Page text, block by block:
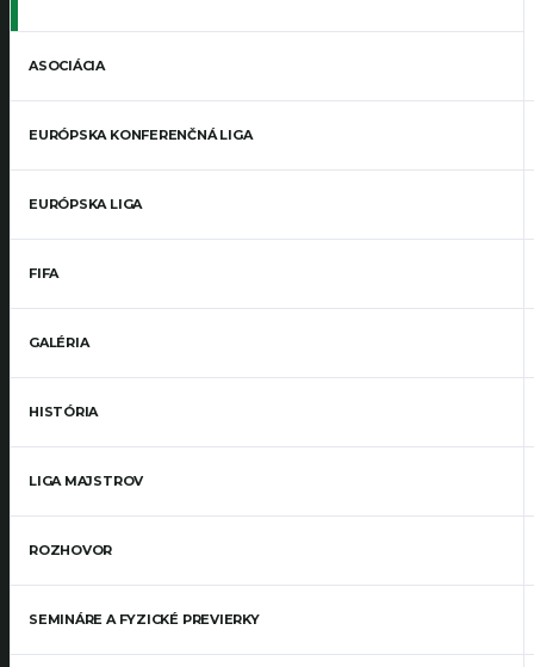
ASOCIÁCIA
EURÓPSKA KONFERENČNÁ LIGA
EURÓPSKA LIGA
FIFA
GALÉRIA
HISTÓRIA
LIGA MAJSTROV
ROZHOVOR
SEMINÁRE A FYZICKÉ PREVIERKY